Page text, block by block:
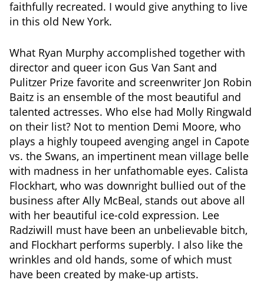
faithfully recreated. I would give anything to live
in this old New York.
What Ryan Murphy accomplished together with
director and queer icon Gus Van Sant and
Pulitzer Prize favorite and screenwriter Jon Robin
Baitz is an ensemble of the most beautiful and
talented actresses. Who else had Molly Ringwald
on their list? Not to mention Demi Moore, who
plays a highly toupeed avenging angel in Capote
vs. the Swans, an impertinent mean village belle
with madness in her unfathomable eyes. Calista
Flockhart, who was downright bullied out of the
business after Ally McBeal, stands out above all
with her beautiful ice-cold expression. Lee
Radziwill must have been an unbelievable bitch,
and Flockhart performs superbly. I also like the
wrinkles and old hands, some of which must
have been created by make-up artists.